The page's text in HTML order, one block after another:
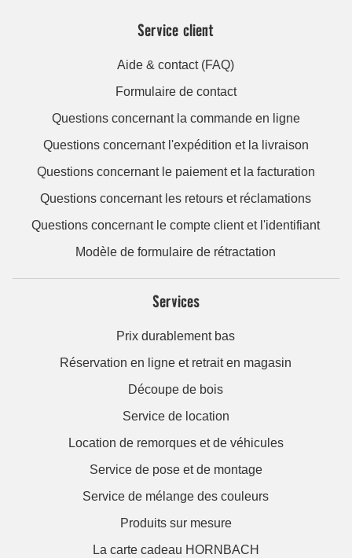
Service client
Aide & contact (FAQ)
Formulaire de contact
Questions concernant la commande en ligne
Questions concernant l'expédition et la livraison
Questions concernant le paiement et la facturation
Questions concernant les retours et réclamations
Questions concernant le compte client et l'identifiant
Modèle de formulaire de rétractation
Services
Prix durablement bas
Réservation en ligne et retrait en magasin
Découpe de bois
Service de location
Location de remorques et de véhicules
Service de pose et de montage
Service de mélange des couleurs
Produits sur mesure
La carte cadeau HORNBACH